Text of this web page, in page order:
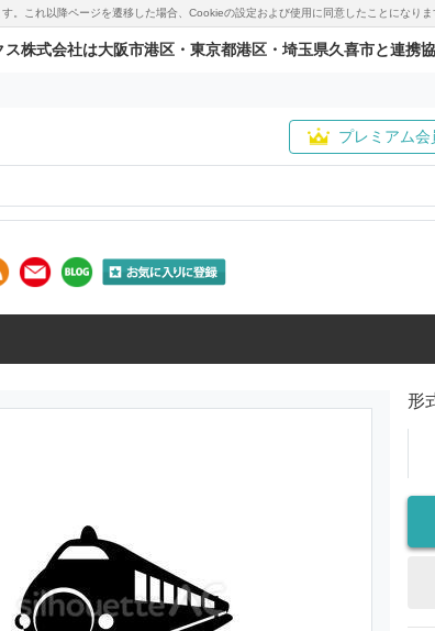
。これ以降ページを遷移した場合、Cookieの設定および使用に同意したことになり
ス株式会社は大阪市港区・東京都港区・埼玉県久喜市と連携
プレミアム会
形